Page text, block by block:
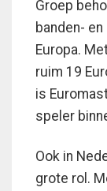
Groep
banden-
Europa.
ruim 19
is
speler
Ook in
grote rol.